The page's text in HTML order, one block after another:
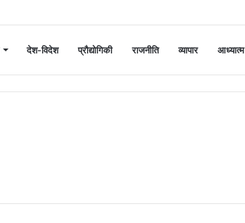
देश-विदेश प्रौद्योगिकी राजनीति व्यापार आध्यात्म